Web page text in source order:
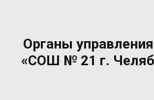
Органы
«СОШ № 21 г.